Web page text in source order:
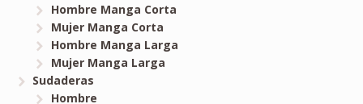
Hombre Manga Corta
Mujer Manga Corta
Hombre Manga Larga
Mujer Manga Larga
Sudaderas
Hombre